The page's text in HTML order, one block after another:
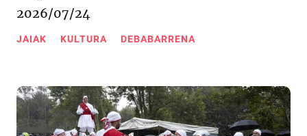
2026/07/24
JAIAK KULTURA DEBABARRENA